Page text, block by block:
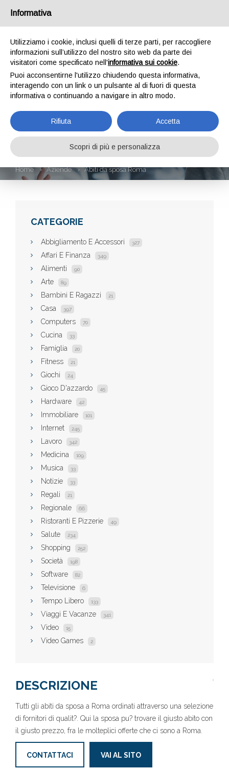
ABITI DA SPOSA
ROMA
Home Aziende Abiti da sposa Roma
CATEGORIE
Abbigliamento E Accessori 327
Affari E Finanza 349
Alimenti 90
Arte 89
Bambini E Ragazzi 21
Casa 397
Computers 70
Cucina 33
Famiglia 20
Fitness 21
Giochi 24
Gioco D'azzardo 45
Hardware 42
Immobiliare 101
Internet 245
Lavoro 342
Medicina 109
Musica 33
Notizie 33
Regali 21
Regionale 66
Ristoranti E Pizzerie 49
Salute 234
Shopping 252
Società 198
Software 82
Televisione 6
Tempo Libero 133
Viaggi E Vacanze 341
Video 15
Video Games 2
DESCRIZIONE
Tutti gli abiti da sposa a Roma ordinati attraverso una selezione
di fornitori di qualit?. Qui la sposa pu? trovare il giusto abito con
il giusto prezzo, fra le molteplici offerte che ci sono a Roma.
CONTATTACI VAI AL SITO
Informativa
Utilizziamo i cookie, inclusi quelli di terze parti, per raccogliere
informazioni sull’utilizzo del nostro sito web da parte dei
visitatori come specificato nell'informativa sui cookie.
Puoi acconsentirne l'utilizzo chiudendo questa informativa,
interagendo con un link o un pulsante al di fuori di questa
informativa o continuando a navigare in altro modo.
Rifiuta Accetta
Scopri di più e personalizza